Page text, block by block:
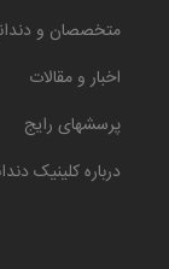
متخصصان و
اخبار و مقالات
پرسشهای رایج
درباره کلینیک